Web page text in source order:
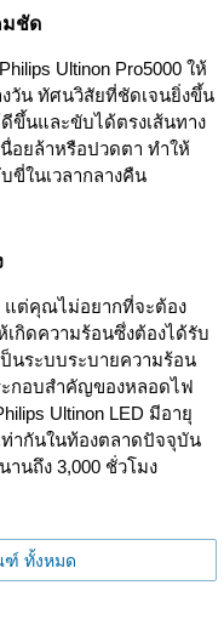
มชัด
Ultinon Pro5000 ให้
วัน ทัศนวิสัยที่ชัดเจนยิ่งขึ้น
ขึ้นและขับได้ตรงเส้นทาง
อยล้าหรือปวดตา ทำให้
ในเวลากลางคืน
แต่คุณไม่อยากที่จะต้อง
กิดความร้อนซึ่งต้องได้รับ
ป็นระบบระบายความร้อน
กอบสำคัญของหลอดไฟ
Ultinon LED มีอายุ
ากันในท้องตลาดปัจจุบัน
านถึง 3,000 ชั่วโมง
ทั้งหมด